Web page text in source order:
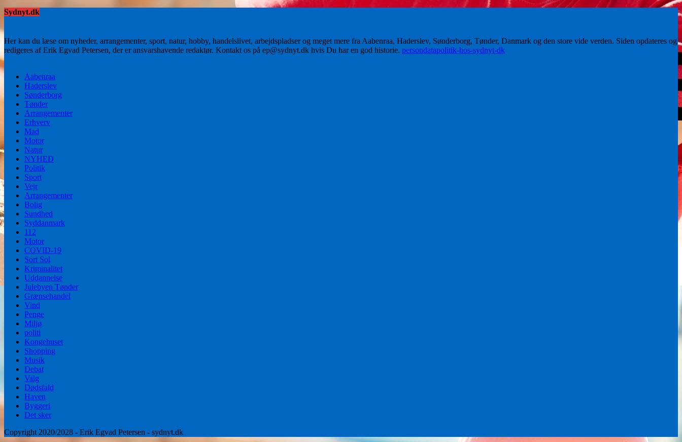
Sydnyt.dk
Her kan du læse om nyheder, arrangementer, sport, natur, hobby, handelslivet, arbejdspladser og meget mere fra Aabenraa, Haderslev, Sønderborg, Tønder, Danmark og den store vide verden. Siden opdateres og
redigeres af Erik Egvad Petersen, der er ansvarshavende redaktør. Kontakt os på ep@sydnyt.dk hvis Du har en god historie. persondatapolitik-hos-sydnyt-dk
Aabenraa
Haderslev
Sønderborg
Tønder
Arrangementer
Erhverv
Mad
Motor
Natur
NYHED
Politik
Sport
Vejr
Arrangementer
Bolig
Sundhed
Syddanmark
112
Motor
COVID-19
Sort Sol
Kriminalitet
Uddannelse
Julebyen Tønder
Grænsehandel
Vind
Penge
Miljø
politi
Kongehuset
Shopping
Musik
Debat
Valg
Dødsfald
Haven
Byggeri
Det sker
Copyright 2020/2028 - Erik Egvad Petersen - sydnyt.dk